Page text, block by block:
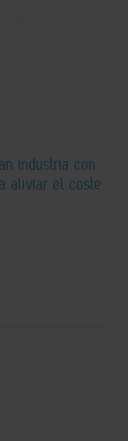
industria con
aliviar el coste